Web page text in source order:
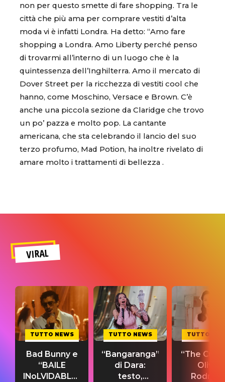
non per questo smette di fare shopping. Tra le
città che più ama per comprare vestiti d’alta
moda vi è infatti Londra. Ha detto: “Amo fare
shopping a Londra. Amo Liberty perché penso
di trovarmi all’interno di un luogo che è la
quintessenza dell’Inghilterra. Amo il mercato di
Dover Street per la ricchezza di vestiti cool che
hanno, come Moschino, Versace e Brown. C’è
anche una piccola sezione da Claridge che trovo
un po’ pazza e molto pop. La cantante
americana, che sta celebrando il lancio del suo
terzo profumo, Mad Potion, ha inoltre rivelato di
amare molto i trattamenti di bellezza .
VIRAL
TUTTO NEWS
Bad Bunny e
“BAILE
INoLVIDABLE”:
TUTTO NEWS
“Bangaranga”
di Dara:
testo,
TUTTO
“The
Olivia